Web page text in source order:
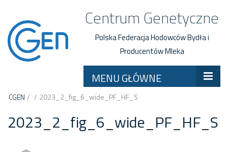
Centrum Genetyczne
Polska Federacja Hodowców Bydła i
Producentów Mleka
MENU GŁÓWNE
CGEN / / 2023_2_fig_6_wide_PF_HF_S
2023_2_fig_6_wide_PF_HF_S